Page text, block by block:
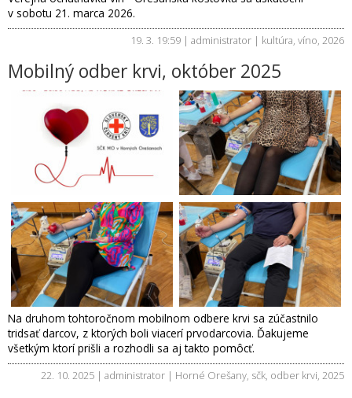
v sobotu 21. marca 2026.
19. 3. 19:59 | administrator | kultúra, víno, 2026
Mobilný odber krvi, október 2025
Na druhom tohtoročnom mobilnom odbere krvi sa zúčastnilo
tridsať darcov, z ktorých boli viacerí prvodarcovia. Ďakujeme
všetkým ktorí prišli a rozhodli sa aj takto pomôcť.
22. 10. 2025 | administrator | Horné Orešany sčk odber krvi 2025